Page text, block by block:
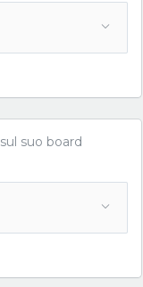
sul suo board